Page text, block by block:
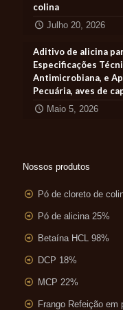
colina
Julho 20, 2026
Aditivo de alicina
Especificações
Antimicrobiana, e
Pecuária, aves de
Maio 5, 2026
Nossos produtos
Pó de cloreto de
Pó de alicina 25%
Betaína HCL 98%
DCP 18%
MCP 22%
Frango Refeição em